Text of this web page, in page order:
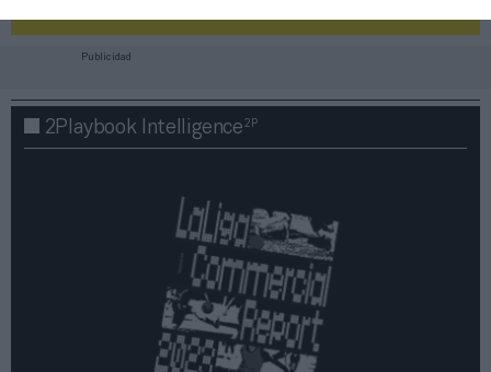
Publicidad
2Playbook Intelligence2P